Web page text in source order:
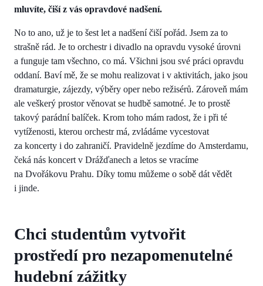
mluvíte, čiší z vás opravdové nadšení.
No to ano, už je to šest let a nadšení čiší pořád. Jsem za to
strašně rád. Je to orchestr i divadlo na opravdu vysoké úrovni
a funguje tam všechno, co má. Všichni jsou své práci opravdu
oddaní. Baví mě, že se mohu realizovat i v aktivitách, jako jsou
dramaturgie, zájezdy, výběry oper nebo režisérů. Zároveň mám
ale veškerý prostor věnovat se hudbě samotné. Je to prostě
takový parádní balíček. Krom toho mám radost, že i při té
vytíženosti, kterou orchestr má, zvládáme vycestovat
za koncerty i do zahraničí. Pravidelně jezdíme do Amsterdamu,
čeká nás koncert v Drážďanech a letos se vracíme
na Dvořákovu Prahu. Díky tomu můžeme o sobě dát vědět
i jinde.
Chci studentům vytvořit
prostředí pro nezapomenutelné
hudební zážitky